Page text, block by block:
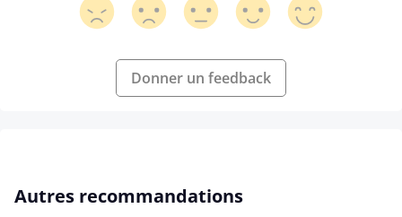
Donner un feedback
Ignorer la galerie de produits
Autres recommandations